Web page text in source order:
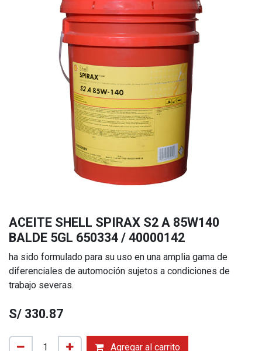
ACEITE SHELL SPIRAX S2 A 85W140
BALDE 5GL 650334 / 40000142
ha sido formulado para su uso en una amplia gama de
diferenciales de automoción sujetos a condiciones de
trabajo severas.
S/ 330.87
Agregar al carrito